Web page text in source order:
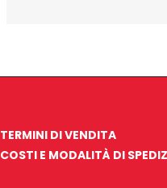
TERMINI DI VENDITA
COSTI E MODALITÀ DI